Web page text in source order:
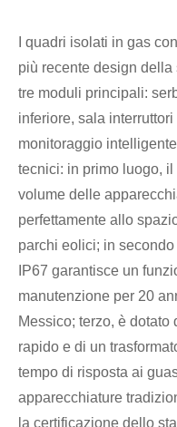
I quadri isolati in gas
più recente design
tre moduli principali:
inferiore, sala
monitoraggio
tecnici: in primo luogo,
volume delle
perfettamente allo
parchi eolici; in
IP67 garantisce un
manutenzione per 20
Messico; terzo, è dotato
rapido e di un
tempo di risposta ai
apparecchiature
la certificazione dello